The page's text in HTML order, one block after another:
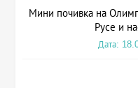
Мини почивка на
Русе и
Дата: